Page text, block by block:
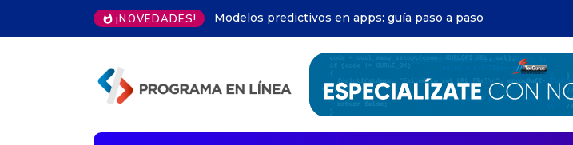
¡NOVEDADES! Automatización infraestructura DevOps: evita errores comunes